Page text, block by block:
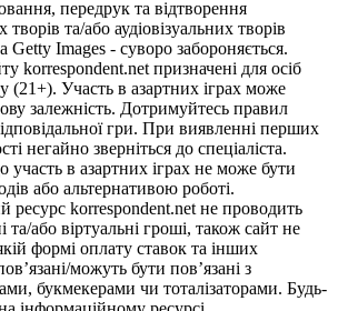
передрук та відтворення
та/або аудіовізуальних творів
Getty Images - суворо забороняється.
korrespondent.net призначені для осіб
(21+). Участь в азартних іграх може
залежність. Дотримуйтесь правил
гри. При виявленні перших
негайно зверніться до спеціаліста.
участь в азартних іграх не може бути
або альтернативою роботі.
ресурс korrespondent.net не проводить
та/або віртуальні гроші, також сайт не
формі оплату ставок та інших
можуть бути пов’язані з
букмекерами чи тоталізаторами. Будь-